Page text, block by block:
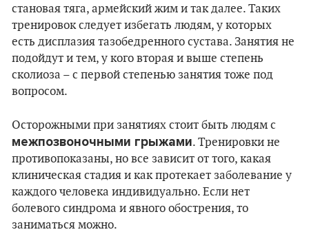
становая тяга, армейский жим и так далее. Таких
тренировок следует избегать людям, у которых
есть дисплазия тазобедренного сустава. Занятия не
подойдут и тем, у кого вторая и выше степень
сколиоза – с первой степенью занятия тоже под
вопросом.
Осторожными при занятиях стоит быть людям с
межпозвоночными грыжами. Тренировки не
противопоказаны, но все зависит от того, какая
клиническая стадия и как протекает заболевание у
каждого человека индивидуально. Если нет
болевого синдрома и явного обострения, то
заниматься можно.